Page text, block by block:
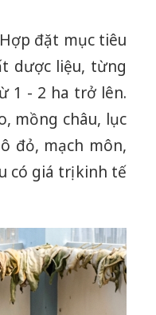
đặt mục tiêu
dược liệu, từng
1 - 2 ha trở lên.
mồng châu, lục
đỏ, mạch môn,
có giá trị kinh tế